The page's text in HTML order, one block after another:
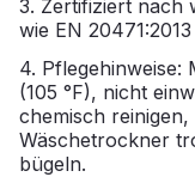
3. Zertifiziert nach
wie EN
4. Pflegehinweise:
(105 °F), nicht
chemisch
Wäschetrockner
bügeln.